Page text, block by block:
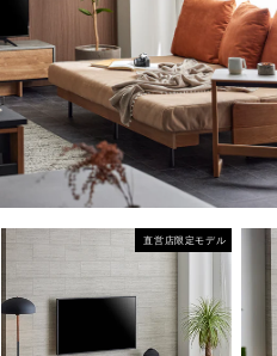
直営店限定モデル